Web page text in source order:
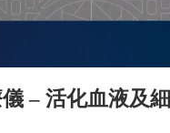
– 活化血液及